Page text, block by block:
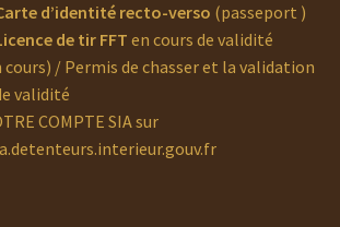
d’identité recto-verso (passeport )
de tir FFT en cours de validité
cours) / Permis de chasser et la validation
validité
COMPTE SIA sur